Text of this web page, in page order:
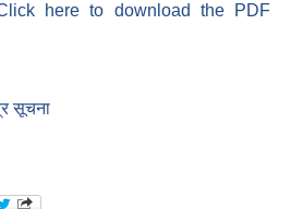
here to download the PDF
सूचना